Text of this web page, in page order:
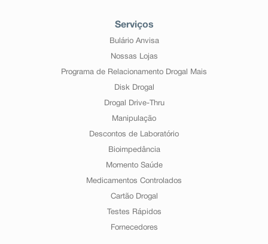
Serviços
Bulário Anvisa
Nossas Lojas
Programa de Relacionamento Drogal Mais
Disk Drogal
Drogal Drive-Thru
Manipulação
Descontos de Laboratório
Bioimpedância
Momento Saúde
Medicamentos Controlados
Cartão Drogal
Testes Rápidos
Fornecedores